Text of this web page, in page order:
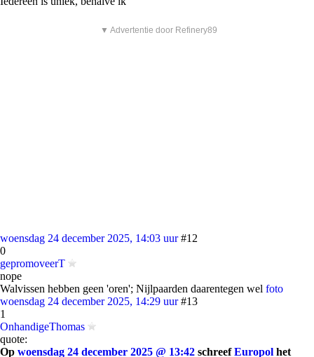
▼ Advertentie door Refinery89
woensdag 24 december 2025, 14:03 uur #12
0
gepromoveerT
nope
Walvissen hebben geen 'oren'; Nijlpaarden daarentegen wel foto
woensdag 24 december 2025, 14:29 uur #13
1
OnhandigeThomas
quote:
Op woensdag 24 december 2025 @ 13:42 schreefEuropol het